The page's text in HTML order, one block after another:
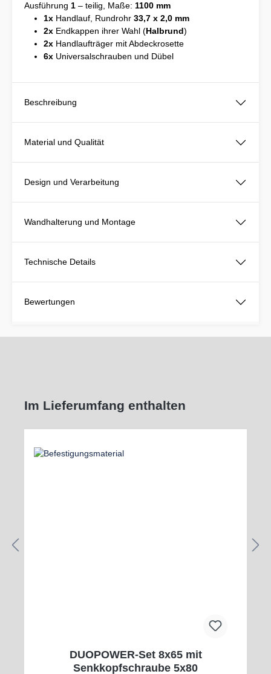
Ausführung 1 – teilig, Maße: 1100 mm
1x Handlauf, Rundrohr 33,7 x 2,0 mm
2x Endkappen ihrer Wahl (Halbrund)
2x Handlaufträger mit Abdeckrosette
6x Universalschrauben und Dübel
Beschreibung
Material und Qualität
Design und Verarbeitung
Wandhalterung und Montage
Technische Details
Bewertungen
Im Lieferumfang enthalten
DUOPOWER-Set 8x65 mit
Senkkopfschraube 5x80